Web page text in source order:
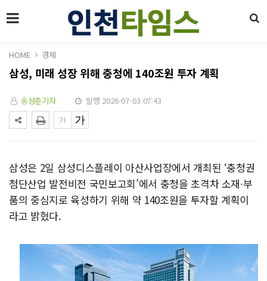
HOME 경제
삼성, 미래 성장 위해 충청에 140조원 투자 계획
송성춘기자 발행 2026-07-03 07:43
삼성은 2일 삼성디스플레이 아산사업장에서 개최된 ‘충청권
첨단산업 발전비전 국민보고회’에서 충청을 초격차 소재∙부
품의 중심지로 육성하기 위해 약 140조원을 투자할 계획이
라고 밝혔다.